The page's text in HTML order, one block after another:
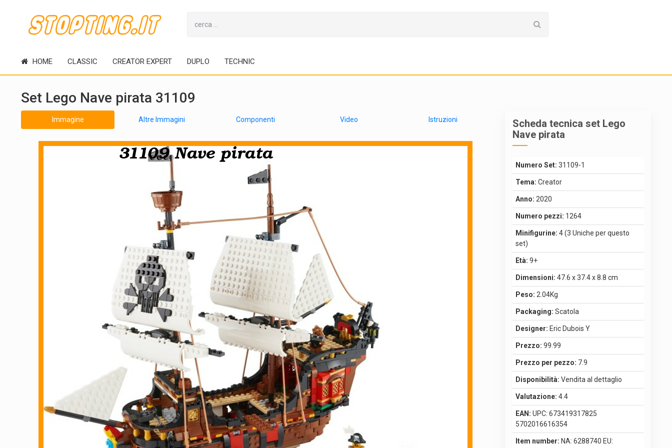
HOME CLASSIC CREATOR EXPERT DUPLO TECHNIC
Set Lego Nave pirata 31109
Immagine Altre Immagini Componenti Video Istruzioni
Scheda tecnica set Lego
Nave pirata
Numero Set: 31109-1
Tema: Creator
Anno: 2020
Numero pezzi: 1264
Minifigurine: 4 (3 Uniche per questo
set)
Età: 9+
Dimensioni: 47.6 x 37.4 x 8.8 cm
Peso: 2.04Kg
Packaging: Scatola
Designer: Eric Dubois Y
Prezzo: 99.99
Prezzo per pezzo: 7.9
Disponibilità: Vendita al dettaglio
Valutazione: 4.4
EAN: UPC: 673419317825
5702016616354
Item number: NA: 6288740 EU: